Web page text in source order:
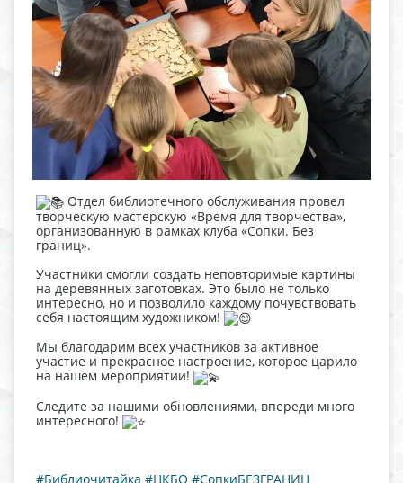
Отдел библиотечного обслуживания провел
творческую мастерскую «Время для творчества»,
организованную в рамках клуба «Сопки. Без
границ».
Участники смогли создать неповторимые картины
на деревянных заготовках. Это было не только
интересно, но и позволило каждому почувствовать
себя настоящим художником!
Мы благодарим всех участников за активное
участие и прекрасное настроение, которое царило
на нашем мероприятии!
Следите за нашими обновлениями, впереди много
интересного!
#Библиочитайка #ЦКБО #СопкиБЕЗГРАНИЦ